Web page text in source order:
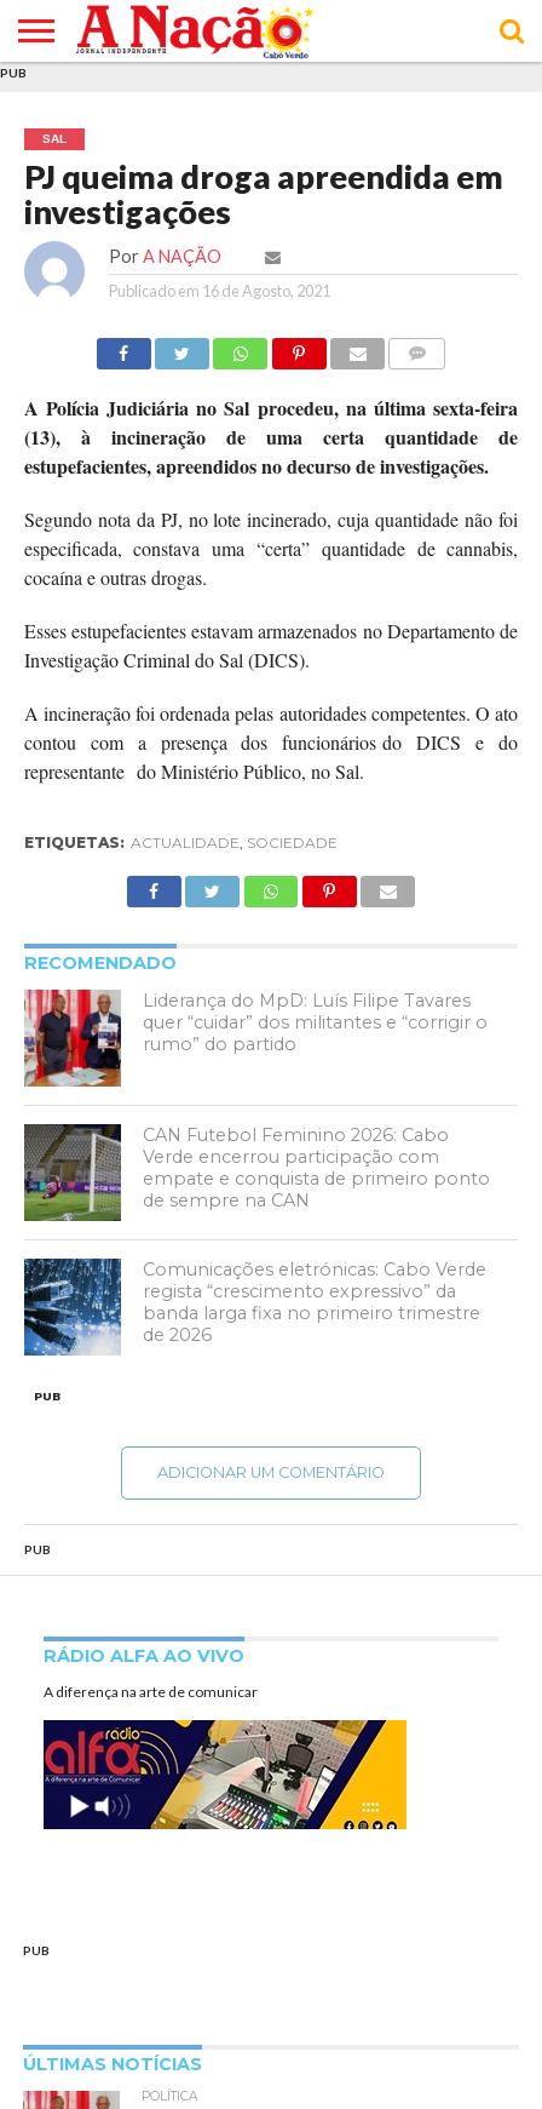
E DE
COOKIES
DE
UTILIZAÇÃO
PUB
SAL
PJ queima droga apreendida em
investigações
Por A NAÇÃO
Publicado em 16 de Agosto, 2021
A Polícia Judiciária no Sal procedeu, na última sexta-feira
(13), à incineração de uma certa quantidade de
estupefacientes, apreendidos no decurso de investigações.
Segundo nota da PJ, no lote incinerado, cuja quantidade não foi
especificada, constava uma “certa” quantidade de cannabis,
cocaína e outras drogas.
Esses estupefacientes estavam armazenados no Departamento de
Investigação Criminal do Sal (DICS).
A incineração foi ordenada pelas autoridades competentes. O ato
contou com a presença dos funcionários do DICS e do
representante do Ministério Público, no Sal.
ETIQUETAS: ACTUALIDADE, SOCIEDADE
RECOMENDADO
Liderança do MpD: Luís Filipe Tavares
quer “cuidar” dos militantes e “corrigir o
rumo” do partido
CAN Futebol Feminino 2026: Cabo
Verde encerrou participação com
empate e conquista de primeiro ponto
de sempre na CAN
Comunicações eletrónicas: Cabo Verde
regista “crescimento expressivo” da
banda larga fixa no primeiro trimestre
de 2026
PUB
ADICIONAR UM COMENTÁRIO
PUB
RÁDIO ALFA AO VIVO
A diferença na arte de comunicar
PUB
ÚLTIMAS NOTÍCIAS
POLÍTICA